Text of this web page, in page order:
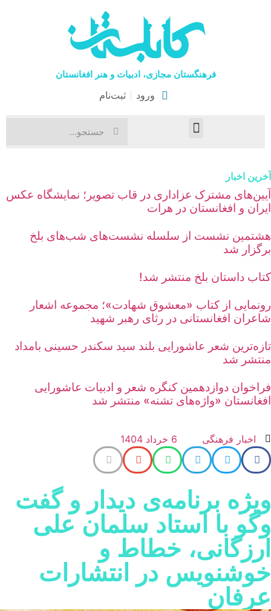
فرهنگستان مجازی، ادبیات و هنر افغانستان
ورود ثبت‌نام
اخبار
مشترک عزاداری در قاب تصویر؛ نمایشگاه عکس
و افغانستان در هرات
نشست از سلسله نشست‌های شب‌های بلخ
شد
داستان بلخ منتشر شد!
از کتاب «معشوق شهادت»؛ مجموعه اشعار
افغانستانی در رثای رهبر شهید
شعر عاشورایی بلند سید سکندر حسینی بامداد
شد
دوازدهمین کنگره شعر و ادبیات عاشورایی
«واژه‌های تشنه» منتشر شد
اخبار فرهنگی 6 خرداد 1404
برنامه‌ی دیدار و گفت
با استاد سلمان علی
خطاط و
در انتشارات